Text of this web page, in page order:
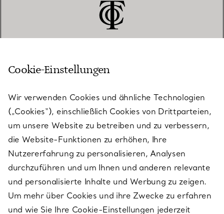
KUNDENSERVICE
SERVICES
ÜBER TIFFANY & CO.
RECHTLICHE HINWEISE
Cookie-Einstellungen
Wir verwenden Cookies und ähnliche Technologien
(„Cookies“), einschließlich Cookies von Drittparteien,
um unsere Website zu betreiben und zu verbessern,
die Website-Funktionen zu erhöhen, Ihre
Nutzererfahrung zu personalisieren, Analysen
durchzuführen und um Ihnen und anderen relevante
und personalisierte Inhalte und Werbung zu zeigen.
Um mehr über Cookies und ihre Zwecke zu erfahren
und wie Sie Ihre Cookie-Einstellungen jederzeit